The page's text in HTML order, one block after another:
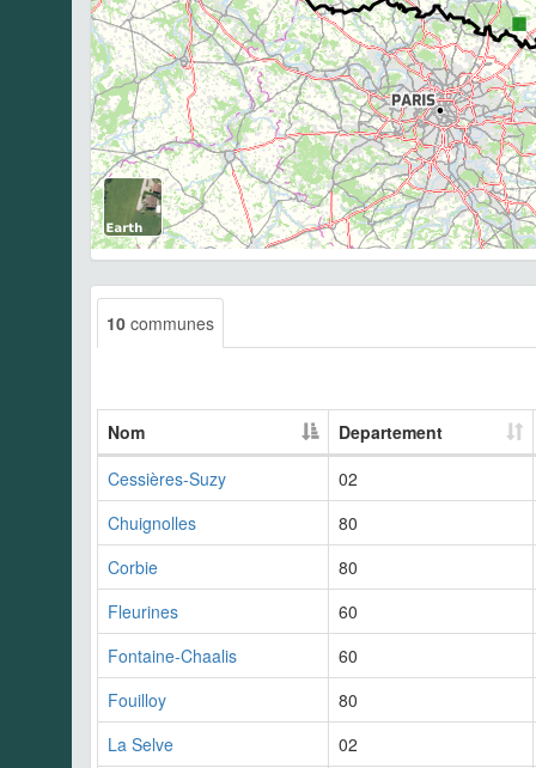
10 communes
Nom
Departement
Cessières-Suzy
02
Chuignolles
80
Corbie
80
Fleurines
60
Fontaine-Chaalis
60
Fouilloy
80
La Selve
02